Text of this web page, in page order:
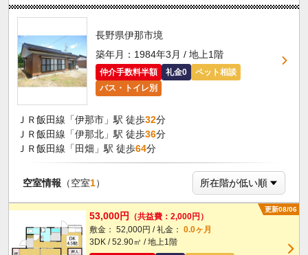
長野県伊那市境
築年月：1984年3月 / 地上1階
仲介手数料半額 礼金0
ペット相談
バス・トイレ別
ＪＲ飯田線「伊那市」駅 徒歩32分
ＪＲ飯田線「伊那北」駅 徒歩36分
ＪＲ飯田線「田畑」駅 徒歩64分
空室情報 （空室1）
更新08/06
53,000円
（共益費：2,000円）
敷金： 52,000円 / 礼金： 0.0ヶ月
3DK / 52.90㎡ / 地上1階